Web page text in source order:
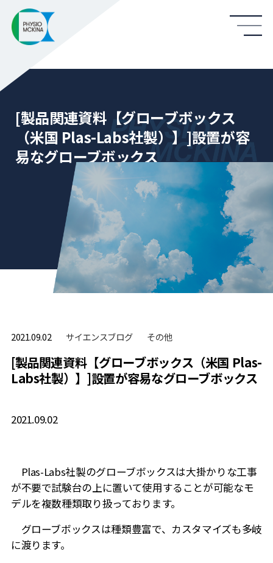
[製品関連資料【グローブボックス
（米国 Plas-Labs社製）】]設置が容
易なグローブボックス
2021.09.02 サイエンスブログ その他
[製品関連資料【グローブボックス（米国 Plas-
Labs社製）】]設置が容易なグローブボックス
2021.09.02
Plas-Labs社製のグローブボックスは大掛かりな工事
が不要で試験台の上に置いて使用することが可能なモ
デルを複数種類取り扱っております。
グローブボックスは種類豊富で、カスタマイズも多岐
に渡ります。